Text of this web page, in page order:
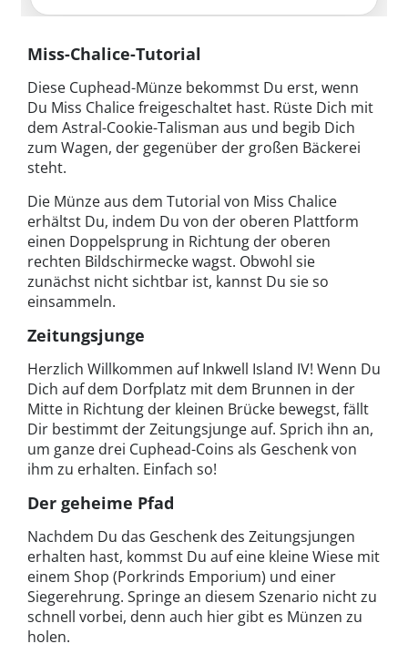
Miss-Chalice-Tutorial
Diese Cuphead-Münze bekommst Du erst, wenn
Du Miss Chalice freigeschaltet hast. Rüste Dich mit
dem Astral-Cookie-Talisman aus und begib Dich
zum Wagen, der gegenüber der großen Bäckerei
steht.
Die Münze aus dem Tutorial von Miss Chalice
erhältst Du, indem Du von der oberen Plattform
einen Doppelsprung in Richtung der oberen
rechten Bildschirmecke wagst. Obwohl sie
zunächst nicht sichtbar ist, kannst Du sie so
einsammeln.
Zeitungsjunge
Herzlich Willkommen auf Inkwell Island IV! Wenn Du
Dich auf dem Dorfplatz mit dem Brunnen in der
Mitte in Richtung der kleinen Brücke bewegst, fällt
Dir bestimmt der Zeitungsjunge auf. Sprich ihn an,
um ganze drei Cuphead-Coins als Geschenk von
ihm zu erhalten. Einfach so!
Der geheime Pfad
Nachdem Du das Geschenk des Zeitungsjungen
erhalten hast, kommst Du auf eine kleine Wiese mit
einem Shop (Porkrinds Emporium) und einer
Siegerehrung. Springe an diesem Szenario nicht zu
schnell vorbei, denn auch hier gibt es Münzen zu
holen.